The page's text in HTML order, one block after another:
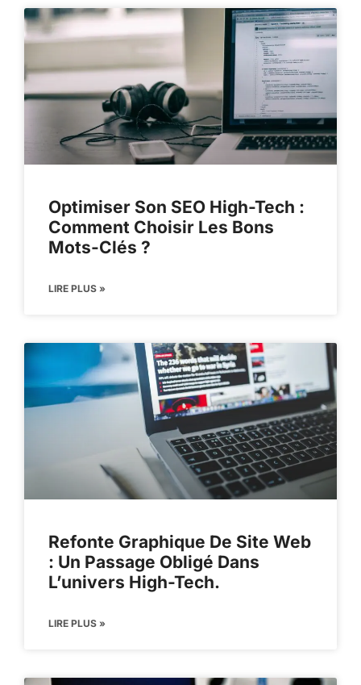
Optimiser Son SEO High-Tech :
Comment Choisir Les Bons
Mots-Clés ?
LIRE PLUS »
Refonte Graphique De Site Web
: Un Passage Obligé Dans
L’univers High-Tech.
LIRE PLUS »